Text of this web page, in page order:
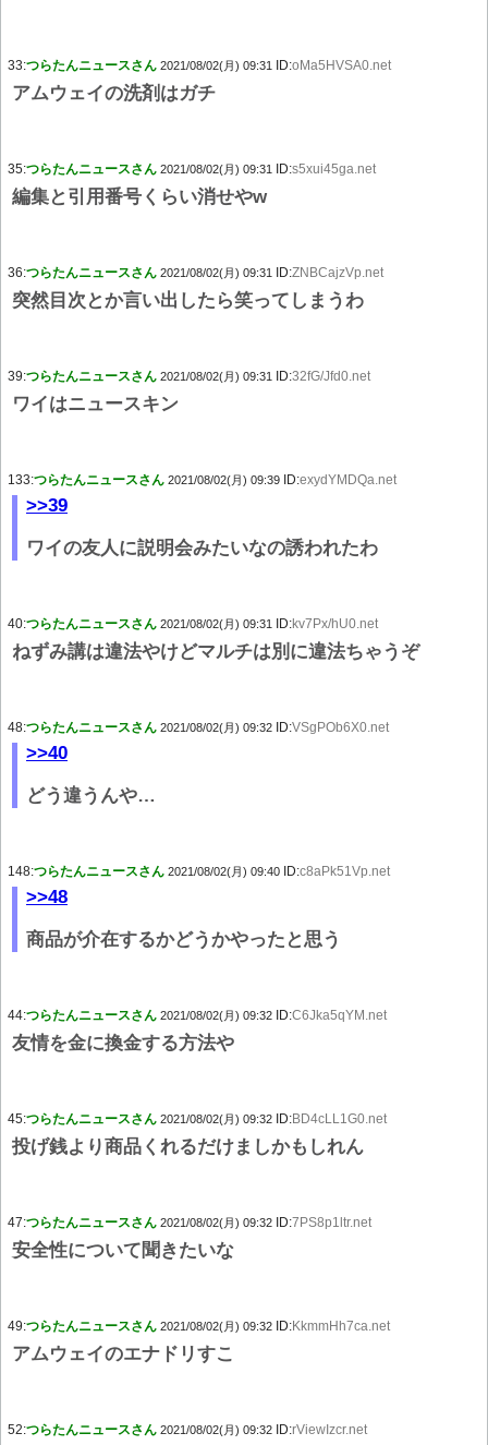
33:つらたんニュースさん 2021/08/02(月) 09:31 ID:oMa5HVSA0.net
アムウェイの洗剤はガチ
35:つらたんニュースさん 2021/08/02(月) 09:31 ID:s5xui45ga.net
編集と引用番号くらい消せやw
36:つらたんニュースさん 2021/08/02(月) 09:31 ID:ZNBCajzVp.net
突然目次とか言い出したら笑ってしまうわ
39:つらたんニュースさん 2021/08/02(月) 09:31 ID:32fG/Jfd0.net
ワイはニュースキン
133:つらたんニュースさん 2021/08/02(月) 09:39 ID:exydYMDQa.net
>>39
ワイの友人に説明会みたいなの誘われたわ
40:つらたんニュースさん 2021/08/02(月) 09:31 ID:kv7Px/hU0.net
ねずみ講は違法やけどマルチは別に違法ちゃうぞ
48:つらたんニュースさん 2021/08/02(月) 09:32 ID:VSgPOb6X0.net
>>40
どう違うんや…
148:つらたんニュースさん 2021/08/02(月) 09:40 ID:c8aPk51Vp.net
>>48
商品が介在するかどうかやったと思う
44:つらたんニュースさん 2021/08/02(月) 09:32 ID:C6Jka5qYM.net
友情を金に換金する方法や
45:つらたんニュースさん 2021/08/02(月) 09:32 ID:BD4cLL1G0.net
投げ銭より商品くれるだけましかもしれん
47:つらたんニュースさん 2021/08/02(月) 09:32 ID:7PS8p1ltr.net
安全性について聞きたいな
49:つらたんニュースさん 2021/08/02(月) 09:32 ID:KkmmHh7ca.net
アムウェイのエナドリすこ
52:つらたんニュースさん 2021/08/02(月) 09:32 ID:rViewIzcr.net